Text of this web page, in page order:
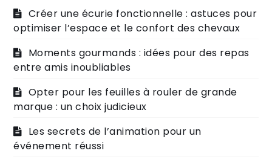
Créer une écurie fonctionnelle : astuces pour
optimiser l’espace et le confort des chevaux
Moments gourmands : idées pour des repas
entre amis inoubliables
Opter pour les feuilles à rouler de grande
marque : un choix judicieux
Les secrets de l’animation pour un
événement réussi